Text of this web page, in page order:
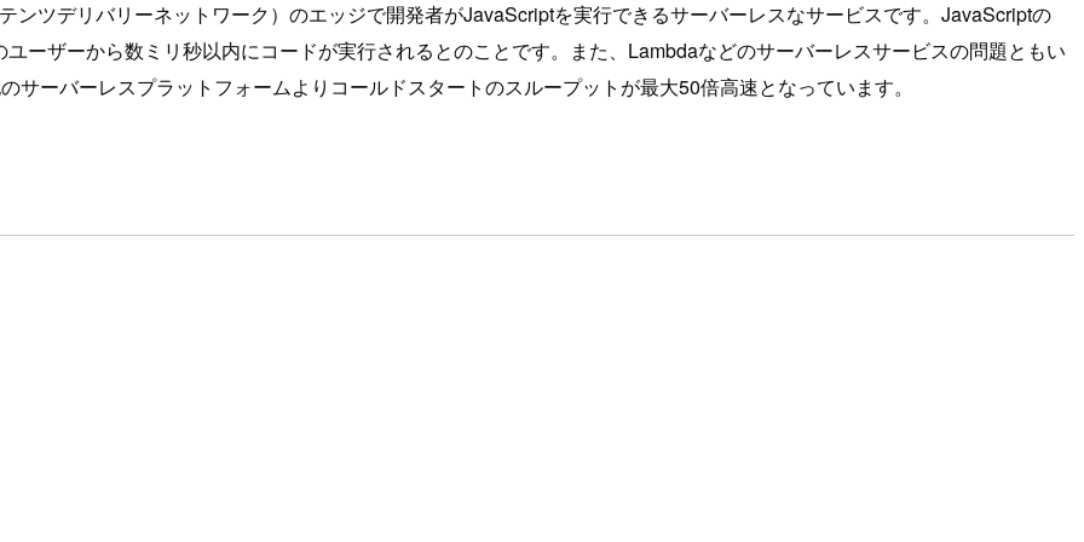
ンツデリバリーネットワーク）のエッジで開発者がJavaScriptを実行できるサーバーレスなサービスです。JavaScriptの
ーザーから数ミリ秒以内にコードが実行されるとのことです。また、Lambdaなどのサーバーレスサービスの問題ともい
ーバーレスプラットフォームよりコールドスタートのスループットが最大50倍高速となっています。